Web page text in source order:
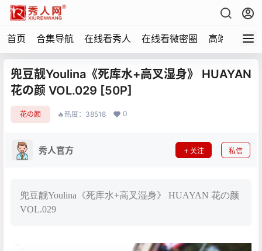
首页 合集导航 在线看秀人 在线看微密圈 高端写真
兜豆靓Youlina《死库水+高叉湿身》 HUAYAN
花の颜 VOL.029 [50P]
花の颜 🔥热度：38518 0
秀人官方 关注 私信
兜豆靓Youlina《死库水+高叉湿身》 HUAYAN 花の颜
VOL.029